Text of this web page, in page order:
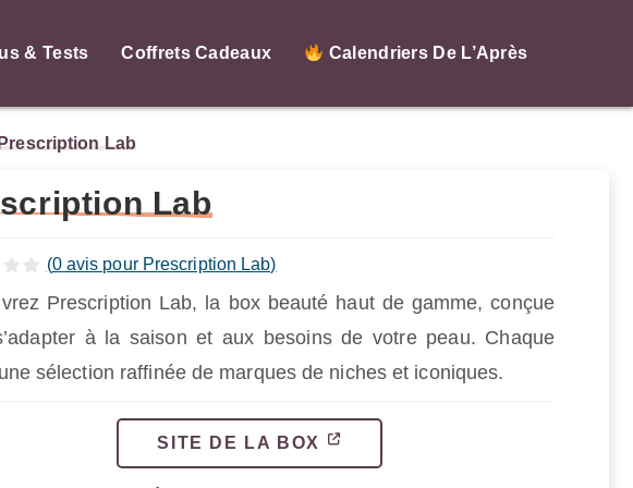
& Tests Coffrets Cadeaux Calendriers De L’Après
Prescription Lab
Lab
(0avis pour Prescription Lab)
Prescription Lab, la box beauté haut de gamme, conçue
à la saison et aux besoins de votre peau. Chaque
sélection raffinée de marques de niches et iconiques.
SITE DE LA BOX